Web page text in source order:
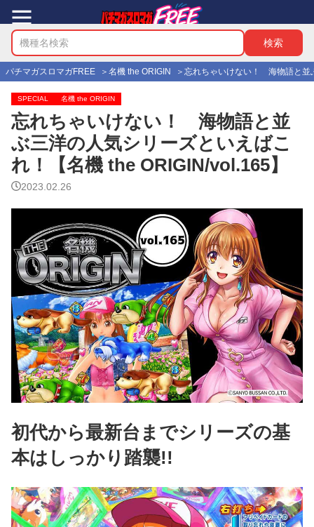
パチマガスロマガFREE 名機 the ORIGIN 忘れちゃいけない！ 海物語と並
SPECIAL 名機 the ORIGIN
忘れちゃいけない！ 海物語と並
ぶ三洋の人気シリーズといえばこ
れ！【名機 the ORIGIN/vol.165】
2023.02.26
初代から最新台までシリーズの基
本はしっかり踏襲!!